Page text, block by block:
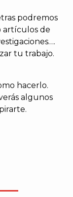
podremos
artículos de
tu trabajo.
hacerlo.
algunos